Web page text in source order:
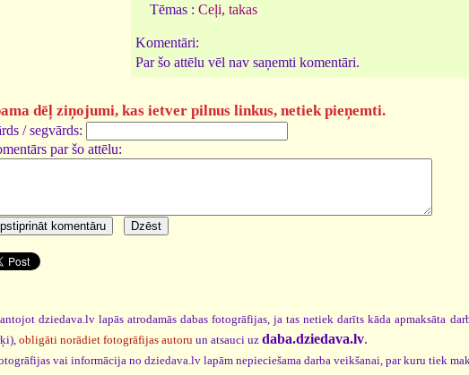
Tēmas : Ceļi, takas
Komentāri:
Par šo attēlu vēl nav saņemti komentāri.
dēļ ziņojumi, kas ietver pilnus linkus, netiek pieņemti.
/ segvārds:
par šo attēlu:
dziedava.lv lapās atrodamās dabas fotogrāfijas, ja tas netiek darīts kāda apmaksāta
obligāti norādiet fotogrāfijas autoru un atsauci uz daba.dziedava.lv.
vai informācija no dziedava.lv lapām nepieciešama darba veikšanai, par kuru tiek